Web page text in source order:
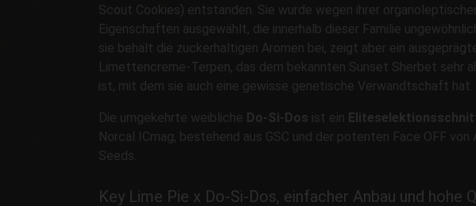
Scout Cookies) entstanden. Sie wurde wegen ihrer
Eigenschaften ausgewählt, die innerhalb dieser Familie
sie behält die zuckerhaltigen Aromen bei, zeigt aber ein
Limettencreme-Terpen, das dem bekannten Sunset Sherbet sehr
ist, mit dem sie auch eine gewisse genetische Verwandtschaft hat.
Die umgekehrte weibliche Do-Si-Dos ist ein
Norcal ICmag, bestehend aus GSC und der potenten Face OFF von
Seeds.
Key Lime Pie x Do-Si-Dos, einfacher Anbau und hohe